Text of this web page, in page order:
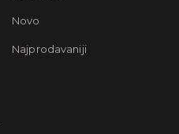
Novo
Najprodavaniji